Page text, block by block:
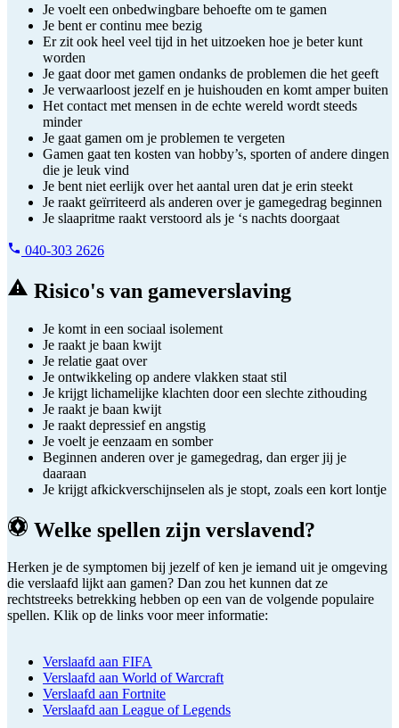
Je voelt een onbedwingbare behoefte om te gamen
Je bent er continu mee bezig
Er zit ook heel veel tijd in het uitzoeken hoe je beter kunt
worden
Je gaat door met gamen ondanks de problemen die het geeft
Je verwaarloost jezelf en je huishouden en komt amper buiten
Het contact met mensen in de echte wereld wordt steeds
minder
Je gaat gamen om je problemen te vergeten
Gamen gaat ten kosten van hobby’s, sporten of andere dingen
die je leuk vind
Je bent niet eerlijk over het aantal uren dat je erin steekt
Je raakt geïrriteerd als anderen over je gamegedrag beginnen
Je slaapritme raakt verstoord als je ‘s nachts doorgaat
040-303 2626
Risico's van gameverslaving
Je komt in een sociaal isolement
Je raakt je baan kwijt
Je relatie gaat over
Je ontwikkeling op andere vlakken staat stil
Je krijgt lichamelijke klachten door een slechte zithouding
Je raakt je baan kwijt
Je raakt depressief en angstig
Je voelt je eenzaam en somber
Beginnen anderen over je gamegedrag, dan erger jij je
daaraan
Je krijgt afkickverschijnselen als je stopt, zoals een kort lontje
Welke spellen zijn verslavend?
Herken je de symptomen bij jezelf of ken je iemand uit je omgeving
die verslaafd lijkt aan gamen? Dan zou het kunnen dat ze
rechtstreeks betrekking hebben op een van de volgende populaire
spellen. Klik op de links voor meer informatie:
Verslaafd aan FIFA
Verslaafd aan World of Warcraft
Verslaafd aan Fortnite
Verslaafd aan League of Legends